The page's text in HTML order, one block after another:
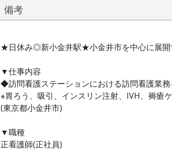
備考
★日休み◎新小金井駅★小金井市を中心に展開
▼仕事内容
◆訪問看護ステーションにおける訪問看護業務
※胃ろう、吸引、インスリン注射、IVH、褥瘡
(東京都小金井市)
▼職種
正看護師(正社員)